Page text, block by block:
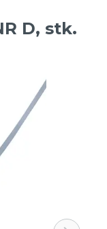
D, stk.